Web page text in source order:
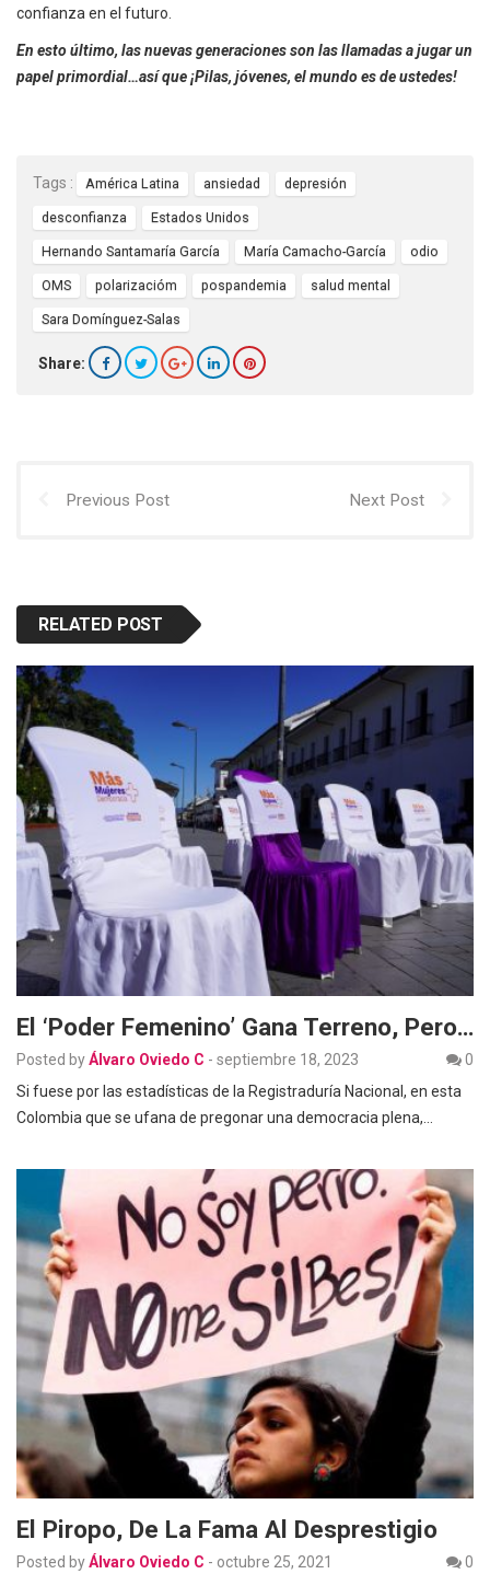
confianza en el futuro.
En esto último, las nuevas generaciones son las llamadas a jugar un
papel primordial…así que ¡Pilas, jóvenes, el mundo es de ustedes!
Tags : América Latina ansiedad depresión
desconfianza Estados Unidos
Hernando Santamaría García María Camacho-García odio
OMS polarizacióm pospandemia salud mental
Sara Domínguez-Salas
Share:
Previous Post Next Post
RELATED POST
El ‘poder Femenino’ Gana Terreno, Pero…
Posted byÁlvaro Oviedo C - septiembre 18, 2023
0
Si fuese por las estadísticas de la Registraduría Nacional, en esta
Colombia que se ufana de pregonar una democracia plena,…
El Piropo, De La Fama Al Desprestigio
Posted byÁlvaro Oviedo C - octubre 25, 2021
0